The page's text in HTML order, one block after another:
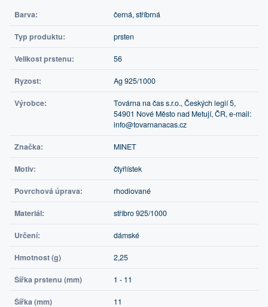
Barva: černá, stříbrná
Typ produktu: prsten
Velikost prstenu: 56
Ryzost: Ag 925/1000
Výrobce:
Továrna na čas s.r.o., Českých legií 5,
54901 Nové Město nad Metují, ČR, e-mail:
info@tovarnanacas.cz
Značka: MINET
Motiv: čtyřlístek
Povrchová úprava: rhodiované
Materiál: stříbro 925/1000
Určení: dámské
Hmotnost (g) 2,25
Šířka prstenu (mm) 1 - 11
Šířka (mm) 11